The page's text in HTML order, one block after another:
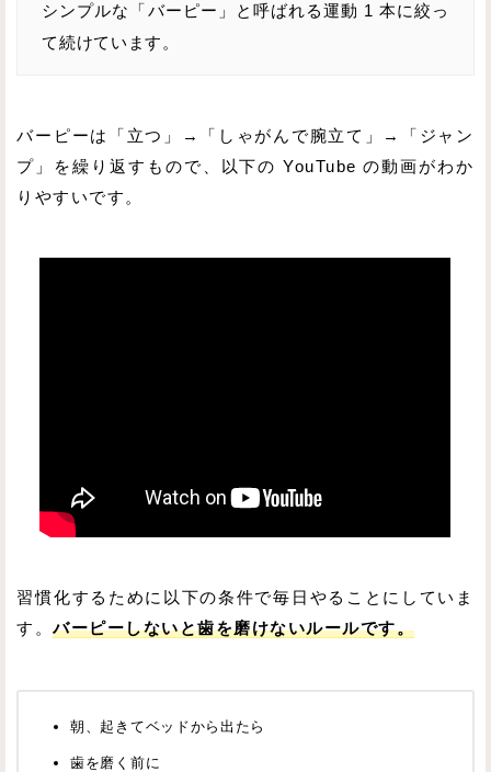
シンプルな「バーピー」と呼ばれる運動 1 本に絞っ
て続けています。
バーピーは「立つ」→「しゃがんで腕立て」→「ジャン
プ」を繰り返すもので、以下の YouTube の動画がわか
りやすいです。
習慣化するために以下の条件で毎日やることにしていま
す。バーピーしないと歯を磨けないルールです。
朝、起きてベッドから出たら
歯を磨く前に